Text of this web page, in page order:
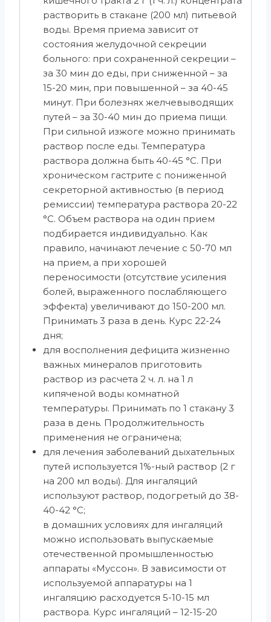
растворить в стакане (200 мл) питьевой
воды. Время приема зависит от
состояния желудочной секреции
больного: при сохраненной секреции –
за 30 мин до еды, при сниженной – за
15-20 мин, при повышенной – за 40-45
минут. При болезнях желчевыводящих
путей – за 30-40 мин до приема пищи.
При сильной изжоге можно принимать
раствор после еды. Температура
раствора должна быть 40-45 °С. При
хроническом гастрите с пониженной
секреторной активностью (в период
ремиссии) температура раствора 20-22
°С. Объем раствора на один прием
подбирается индивидуально. Как
правило, начинают лечение с 50-70 мл
на прием, а при хорошей
переносимости (отсутствие усиления
болей, выраженного послабляющего
эффекта) увеличивают до 150-200 мл.
Принимать 3 раза в день. Курс 22-24
дня;
для восполнения дефицита жизненно
важных минералов приготовить
раствор из расчета 2 ч. л. на 1 л
кипяченой воды комнатной
температуры. Принимать по 1 стакану 3
раза в день. Продолжительность
применения не ограничена;
для лечения заболеваний дыхательных
путей используется 1%-ный раствор (2 г
на 200 мл воды). Для ингаляций
используют раствор, подогретый до 38-
40-42 °С;
в домашних условиях для ингаляций
можно использовать выпускаемые
отечественной промышленностью
аппараты «Муссон». В зависимости от
используемой аппаратуры на 1
ингаляцию расходуется 5-10-15 мл
раствора. Курс ингаляций – 12-15-20